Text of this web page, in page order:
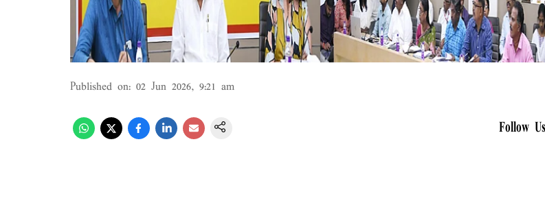
Published on: 02 Jun 2026, 9:21 am
Follow Us